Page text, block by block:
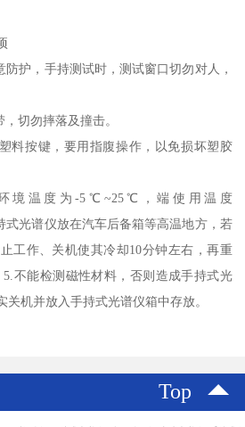
项
护，手持测试时，测试窗口切勿对人，
，切勿摔落及撞击。
料按键，要用指腹操作，以免损坏塑胶
境温度为-5℃~25℃，端使用温度
光谱仪放在汽车后备箱等高温地方，若
工作、关机使其冷却10分钟左右，再重
能检测磁性材料，否则造成手持式光
机并放入手持式光谱仪箱中存放。
Top